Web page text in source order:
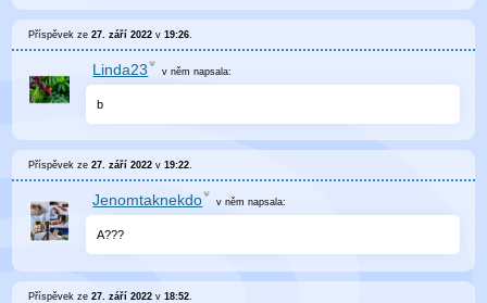
Příspěvek ze27. září 2022 v19:26.
Linda23 v něm napsala:
b
Příspěvek ze27. září 2022 v19:22.
Jenomtaknekdo v něm napsala:
A???
Příspěvek ze27. září 2022 v18:52